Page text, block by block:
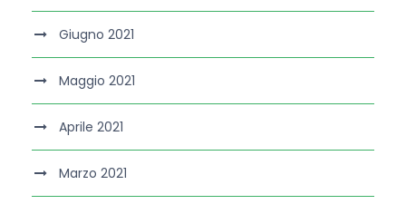
Giugno 2021
Maggio 2021
Aprile 2021
Marzo 2021